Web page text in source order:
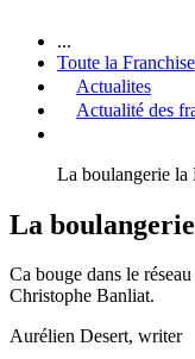
...
Toute la Franchise
Actualites
Actualité des
La boulangerie la
La
Ca bouge dans le
Christophe Banliat.
Aurélien Desert, writer